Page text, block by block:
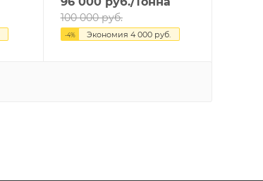
100 000руб.
-4% Экономия 4 000руб.